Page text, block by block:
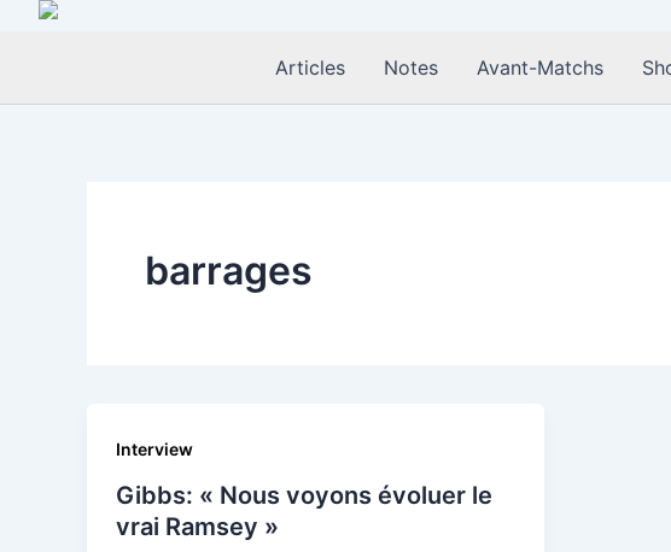
Aller
Articles Notes Avant-Matchs
barrages
Interview
Gibbs: « Nous voyons évoluer le
vrai Ramsey »